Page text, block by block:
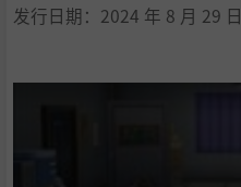
发行日期：2024 年 8 月 29 日